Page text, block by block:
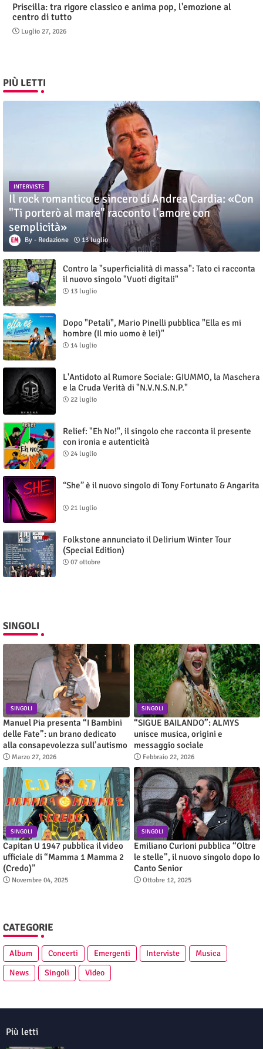
Priscilla: tra rigore classico e anima pop, l'emozione al
centro di tutto
Luglio 27, 2026
PIÙ LETTI
INTERVISTE
Il rock romantico e sincero di Andrea Cardia: «Con
"Ti porterò al mare" racconto l’amore con
semplicità»
Redazione 13 luglio
Contro la "superficialità di massa": Tato ci racconta
il nuovo singolo "Vuoti digitali"
13 luglio
Dopo "Petali", Mario Pinelli pubblica "Ella es mi
hombre (Il mio uomo è lei)"
14 luglio
L'Antidoto al Rumore Sociale: GIUMMO, la Maschera
e la Cruda Verità di "N.V.N.S.N.P."
22 luglio
Relief: "Eh No!", il singolo che racconta il presente
con ironia e autenticità
24 luglio
“She” è il nuovo singolo di Tony Fortunato & Angarita
21 luglio
Folkstone annunciato il Delirium Winter Tour
(Special Edition)
07 ottobre
SINGOLI
SINGOLI
Manuel Pia presenta “I Bambini
delle Fate”: un brano dedicato
alla consapevolezza sull’autismo
Marzo 27, 2026
SINGOLI
“SIGUE BAILANDO”: ALMYS
unisce musica, origini e
messaggio sociale
Febbraio 22, 2026
SINGOLI
Capitan U 1947 pubblica il video
ufficiale di “Mamma 1 Mamma 2
(Credo)”
Novembre 04, 2025
SINGOLI
Emiliano Curioni pubblica “Oltre
le stelle”, il nuovo singolo dopo Io
Canto Senior
Ottobre 12, 2025
CATEGORIE
Album Concerti Emergenti Interviste
Musica
News
Singoli Video
Più letti